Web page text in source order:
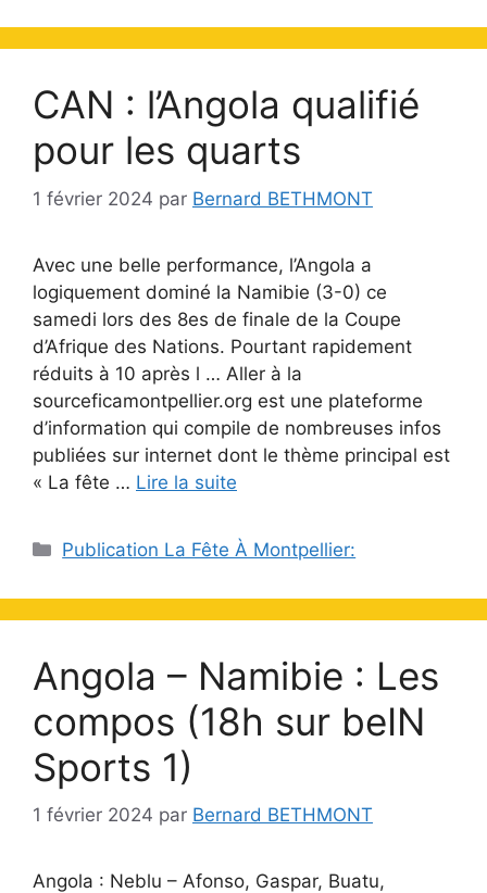
CAN : l’Angola qualifié
pour les quarts
1 février 2024 par Bernard BETHMONT
Avec une belle performance, l’Angola a
logiquement dominé la Namibie (3-0) ce
samedi lors des 8es de finale de la Coupe
d’Afrique des Nations. Pourtant rapidement
réduits à 10 après l … Aller à la
sourceficamontpellier.org est une plateforme
d’information qui compile de nombreuses infos
publiées sur internet dont le thème principal est
« La fête … Lire la suite
Catégories
Publication La Fête À Montpellier:
Angola – Namibie ‍: Les
compos (18h sur beIN
Sports 1)
1 février 2024 par Bernard BETHMONT
Angola : Neblu – Afonso, Gaspar, Buatu,